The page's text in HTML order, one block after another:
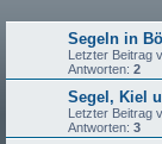
Segeln in
Letzter Beitrag
Antworten: 2
Segel, Kiel
Letzter Beitrag
Antworten: 3